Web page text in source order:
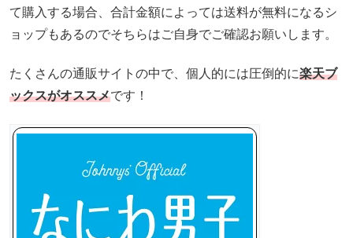
て購入する場合、合計金額によっては送料が無料になるシ
ョップもあるのでそちらはご自身でご確認お願いします。
たくさんの通販サイトの中で、個人的には圧倒的に楽天ブ
ックスがオススメです！